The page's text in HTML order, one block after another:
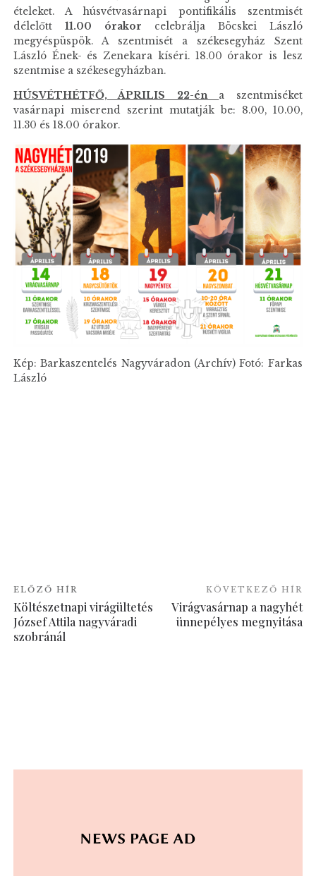
ételeket. A húsvétvasárnapi pontifikális szentmisét
délelőtt 11.00 órakor celebrálja Böcskei László
megyéspüspök. A szentmisét a székesegyház Szent
László Ének- és Zenekara kíséri. 18.00 órakor is lesz
szentmise a székesegyházban.
HÚSVÉTHÉTFŐ, ÁPRILIS 22-én a szentmiséket
vasárnapi miserend szerint mutatják be: 8.00, 10.00,
11.30 és 18.00 órakor.
Kép: Barkaszentelés Nagyváradon (Archív) Fotó: Farkas
László
ELŐZŐ HÍR
Költészetnapi virágültetés
József Attila nagyváradi
szobránál
KÖVETKEZŐ HÍR
Virágvasárnap a nagyhét
ünnepélyes megnyitása